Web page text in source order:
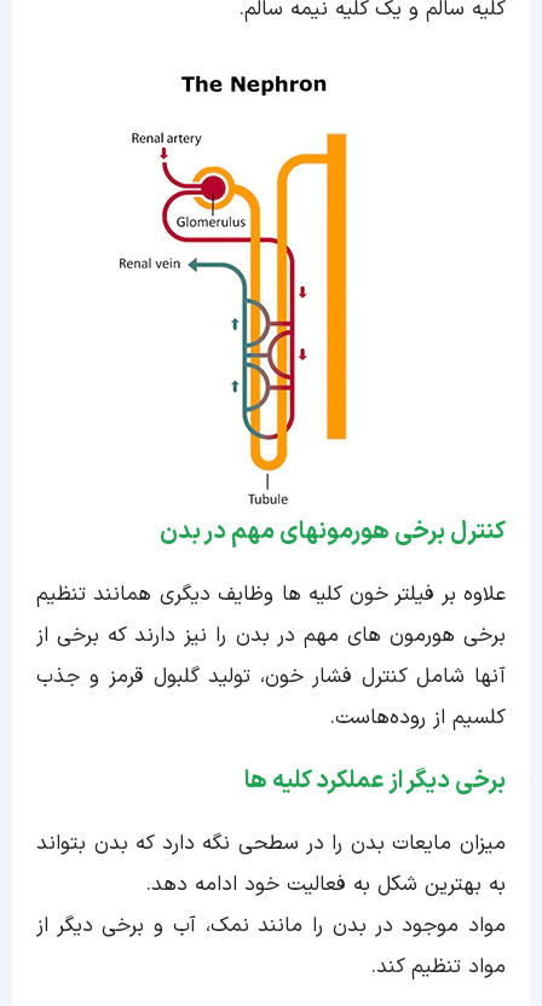
کلیه سالم و یک کلیه نیمه سالم.
کنترل برخی هورمونهای مهم در بدن
علاوه بر فیلتر خون کلیه ها وظایف دیگری همانند تنظیم
برخی هورمون های مهم در بدن را نیز دارند که برخی از
آنها شامل کنترل فشار خون، تولید گلبول قرمز و جذب
کلسیم از روده‌هاست.
برخی دیگر از عملکرد کلیه ها
میزان مایعات بدن را در سطحی نگه دارد که بدن بتواند
به بهترین شکل به فعالیت خود ادامه دهد.
مواد موجود در بدن را مانند نمک، آب و برخی دیگر از
مواد تنظیم کند.